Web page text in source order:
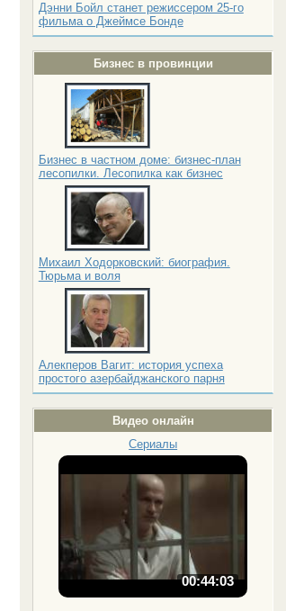
Дэнни Бойл станет режиссером 25-го
фильма о Джеймсе Бонде
Бизнес в провинции
Бизнес в частном доме: бизнес-план
лесопилки. Лесопилка как бизнес
Михаил Ходорковский: биография.
Тюрьма и воля
Алекперов Вагит: история успеха
простого азербайджанского парня
Видео онлайн
Сериалы
00:44:03